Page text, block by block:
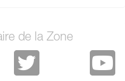
de la Zone